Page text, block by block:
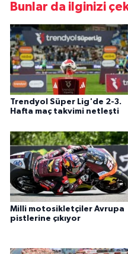
Bunlar da ilginizi
Trendyol Süper Lig'de 2-3.
Hafta maç takvimi netleşti
Milli motosikletçiler Avrupa
pistlerine çıkıyor